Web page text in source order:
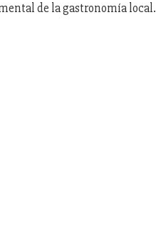
de la gastronomía local.